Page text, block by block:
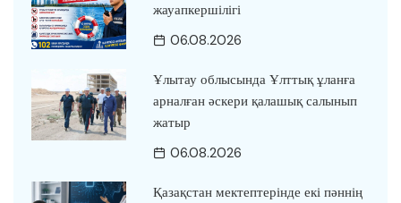
жауапкершілігі
06.08.2026
Ұлытау облысында Ұлттық ұланға
арналған әскери қалашық салынып
жатыр
06.08.2026
Қазақстан мектептерінде екі пәннің